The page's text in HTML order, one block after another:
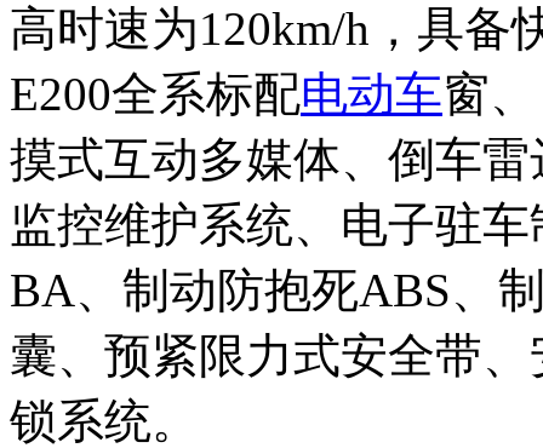
高时速为120km/h，具备
E200全系标配电动车窗
摸式互动多媒体、倒车
监控维护系统、电子驻
BA、制动防抱死ABS、
囊、预紧限力式安全带
锁系统。